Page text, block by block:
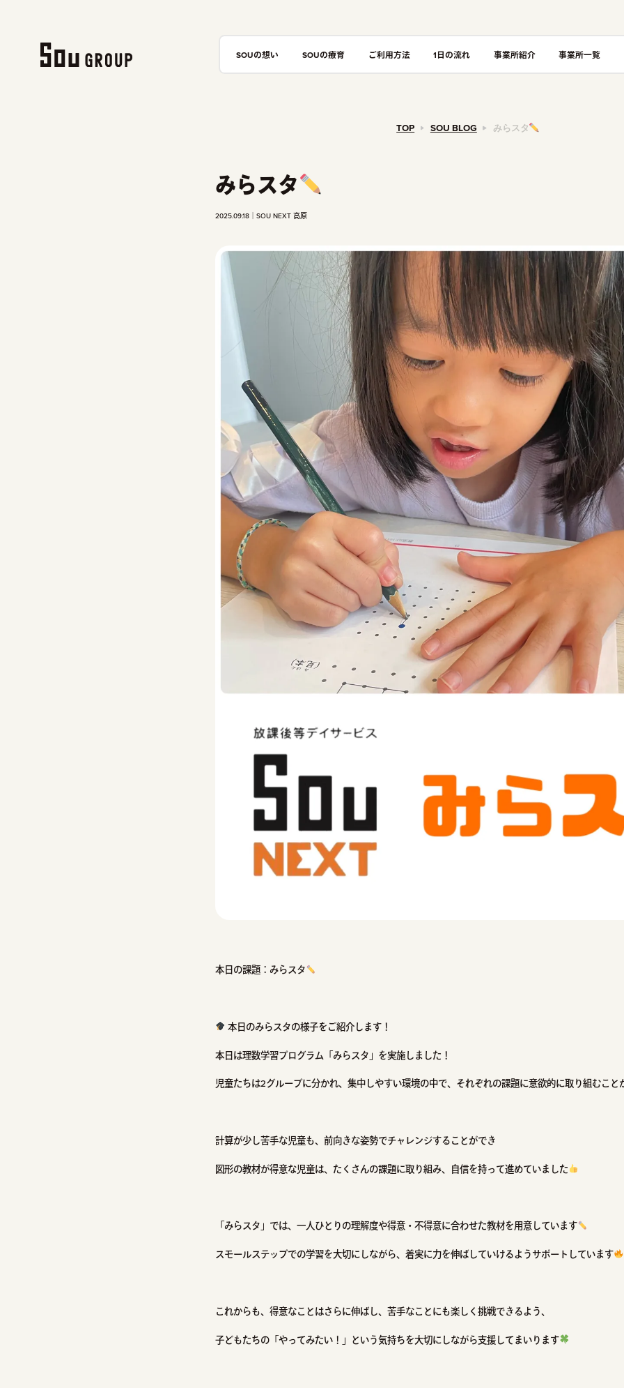
SOUの想い SOUの療育 ご利用方法 1日の流れ 事業所紹介 事業所一覧
TOP SOU BLOG みらスタ
みらスタ
2025.09.18 SOU NEXT 高原
本日の課題：みらスタ
本日のみらスタの様子をご紹介します！
本日は理数学習プログラム「みらスタ」を実施しました！
児童たちは2グループに分かれ、集中しやすい環境の中で、それぞれの課題に意欲的に取り組むこと
計算が少し苦手な児童も、前向きな姿勢でチャレンジすることができ
図形の教材が得意な児童は、たくさんの課題に取り組み、自信を持って進めていました
「みらスタ」では、一人ひとりの理解度や得意・不得意に合わせた教材を用意しています
スモールステップでの学習を大切にしながら、着実に力を伸ばしていけるようサポートしています
これからも、得意なことはさらに伸ばし、苦手なことにも楽しく挑戦できるよう、
子どもたちの「やってみたい！」という気持ちを大切にしながら支援してまいります